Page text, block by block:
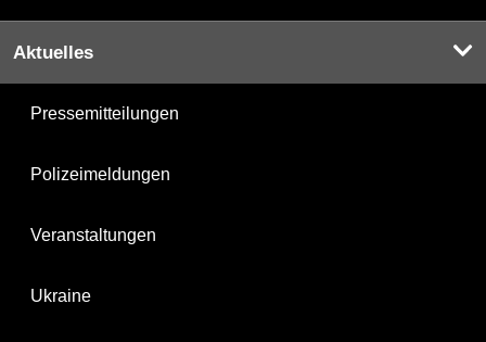
Aktuelles
Pressemitteilungen
Polizeimeldungen
Veranstaltungen
Ukraine